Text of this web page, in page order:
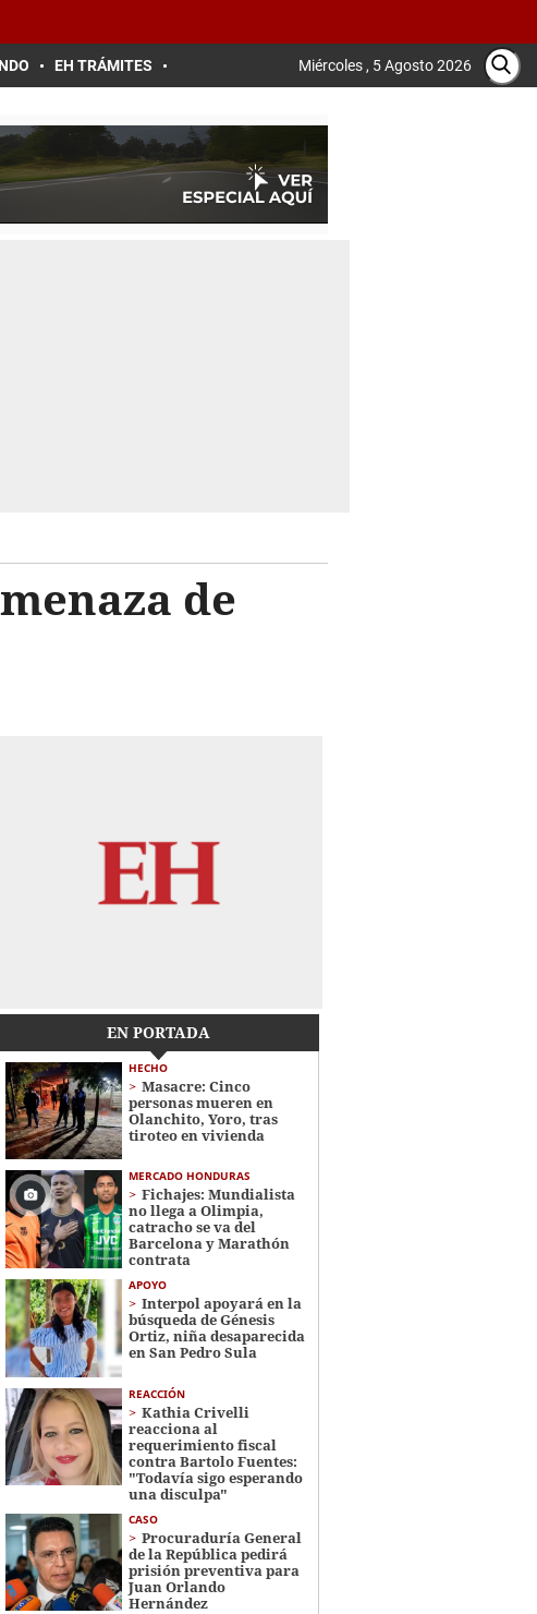
EH TRÁMITES Miércoles , 5 Agosto 2026
de
EN PORTADA
HECHO
Masacre: Cinco
personas mueren en
Olanchito, Yoro, tras
tiroteo en vivienda
MERCADO HONDURAS
Fichajes: Mundialista
no llega a Olimpia,
catracho se va del
Barcelona y Marathón
contrata
APOYO
Interpol apoyará en la
búsqueda de Génesis
Ortiz, niña desaparecida
en San Pedro Sula
REACCIÓN
Kathia Crivelli
reacciona al
requerimiento fiscal
contra Bartolo Fuentes:
"Todavía sigo esperando
una disculpa"
CASO
Procuraduría General
de la República pedirá
prisión preventiva para
Juan Orlando
Hernández